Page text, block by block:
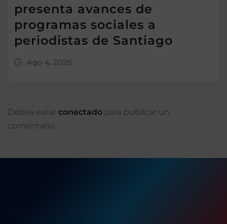
presenta avances de
programas sociales a
periodistas de Santiago
Ago 4, 2026
Debes estar conectado para publicar un
comentario.